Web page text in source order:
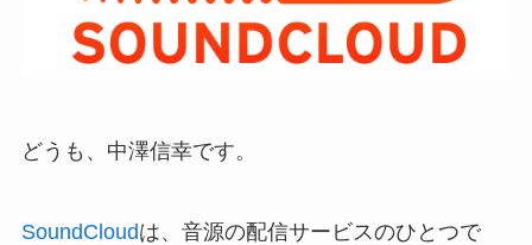
どうも、中澤信幸です。
SoundCloudは、音源の配信サービスのひとつで